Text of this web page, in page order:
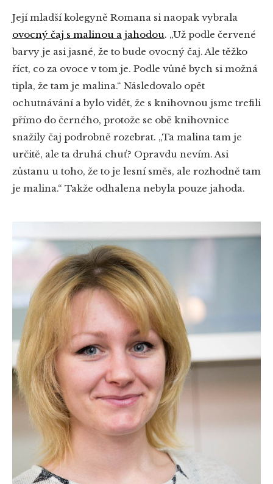
Její mladší kolegyně Romana si naopak vybrala
ovocný čaj s malinou a jahodou. „Už podle červené
barvy je asi jasné, že to bude ovocný čaj. Ale těžko
říct, co za ovoce v tom je. Podle vůně bych si možná
tipla, že tam je malina.“ Následovalo opět
ochutnávání a bylo vidět, že s knihovnou jsme trefili
přímo do černého, protože se obě knihovnice
snažily čaj podrobně rozebrat. „Ta malina tam je
určitě, ale ta druhá chuť? Opravdu nevím. Asi
zůstanu u toho, že to je lesní směs, ale rozhodně tam
je malina.“ Takže odhalena nebyla pouze jahoda.